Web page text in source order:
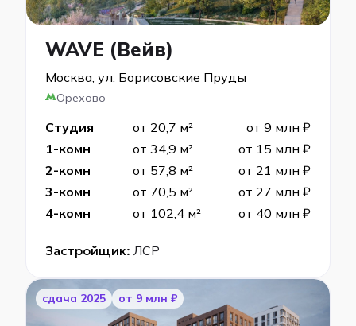
WAVE (Вейв)
Москва, ул. Борисовские Пруды
Орехово
Студия от 20,7 м²
от 9 млн ₽
1-комн
от 34,9 м²
от 15 млн ₽
2-комн
от 57,8 м²
от 21 млн ₽
3-комн
от 70,5 м²
от 27 млн ₽
4-комн
от 102,4 м² от 40 млн ₽
Застройщик: ЛСР
cдача 2025 от 9 млн ₽